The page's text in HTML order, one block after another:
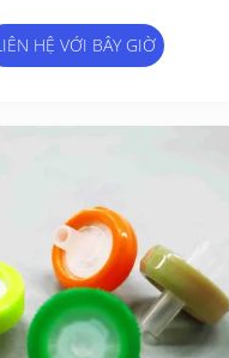
Polypropylene
HỆ VỚI BÂY GIỜ